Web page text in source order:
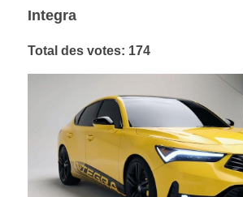
Integra
Total des votes: 174